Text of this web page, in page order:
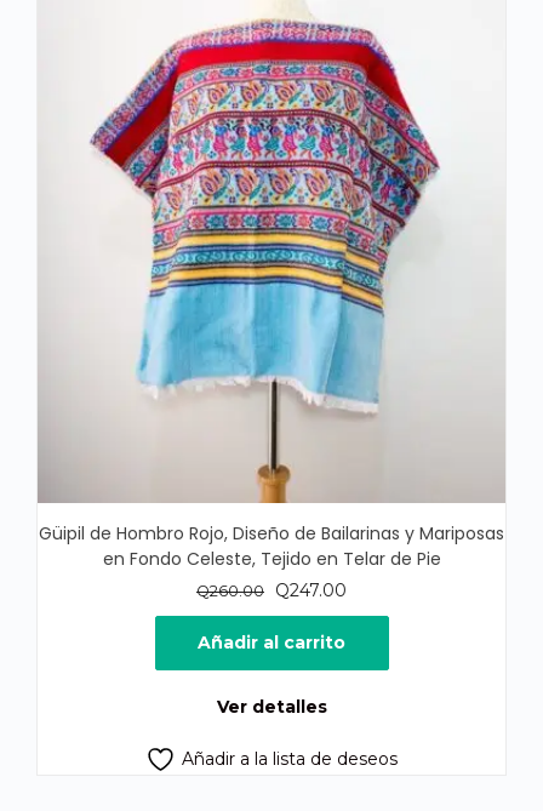
Güipil de Hombro Rojo, Diseño de Bailarinas y Mariposas
en Fondo Celeste, Tejido en Telar de Pie
Q260.00
El
precio
original
era:
Q247.00
precio
es:
Añadir al carrito
Ver detalles
Añadir a la lista de deseos